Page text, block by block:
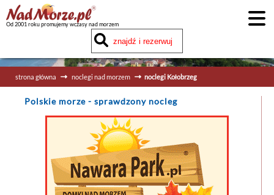
Od 2001 roku promujemy wczasy nad morzem
strona główna noclegi nad morzem noclegi Kołobrzeg
Polskie morze - sprawdzony nocleg